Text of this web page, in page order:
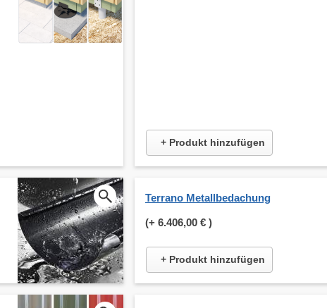
+ Produkt hinzufügen
Terrano Metallbedachung
(+ 6.406,00 € )
+ Produkt hinzufügen